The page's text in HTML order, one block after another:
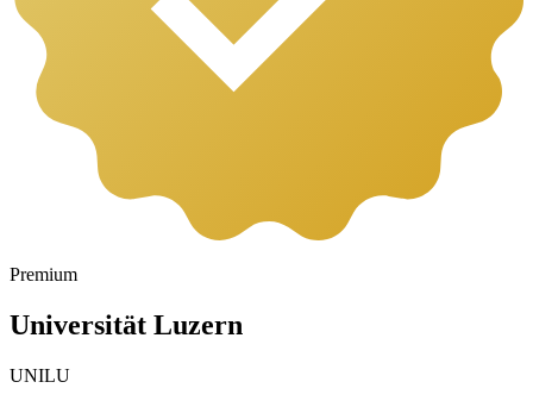
Premium
Universität Luzern
UNILU